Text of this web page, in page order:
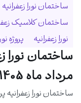
ساختمان نورا زعفرانیه
ساختمان کلاسیک
نورا زعفرانیه
پروژه
ساختمان نورا
مرداد ماه 1405
ساختمان نورا